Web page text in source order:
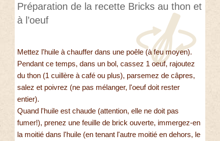
Préparation de la recette Bricks au thon et
à l’oeuf
Mettez l'huile à chauffer dans une poêle (à feu moyen).
Pendant ce temps, dans un bol, cassez 1 oeuf, rajoutez
du thon (1 cuillère à café ou plus), parsemez de câpres,
salez et poivrez (ne pas mélanger, l'oeuf doit rester
entier).
Quand l'huile est chaude (attention, elle ne doit pas
fumer!), prenez une feuille de brick ouverte, immergez-en
la moitié dans l'huile (en tenant l'autre moitié en dehors, le